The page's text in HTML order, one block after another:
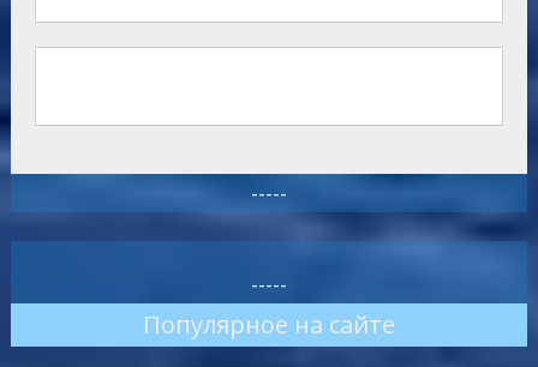
-----
-----
Популярное на сайте